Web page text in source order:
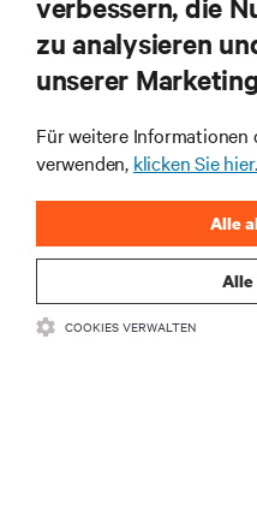
UNTERNEHMEN
BLEIBEN SIE MIT UNS IN
verbessern, die
zu analysieren
unserer
Für weitere Informationen
verwenden, klicken Sie hier.
Alle
Alle
COOKIES VERWALTEN